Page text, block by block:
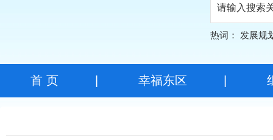
热词： 发展规
首 页| 幸福东区